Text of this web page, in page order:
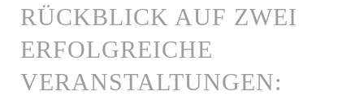
RÜCKBLICK AUF ZWEI
ERFOLGREICHE
VERANSTALTUNGEN: